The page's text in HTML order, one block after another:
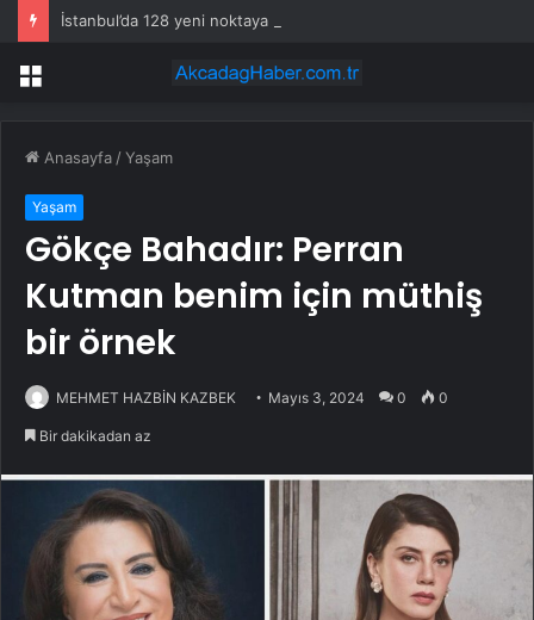
İstanbul’da 128 yeni noktaya daha EDS geliyor
Menü
Anasayfa /Yaşam
Yaşam
Gökçe Bahadır: Perran
Kutman benim için müthiş
bir örnek
MEHMET HAZBİN KAZBEK Mayıs 3, 2024 0 0
Bir dakikadan az